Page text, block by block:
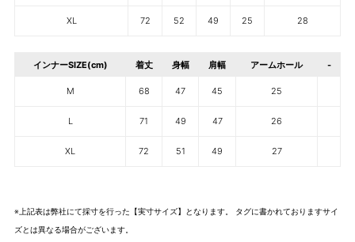
XL 72 52 49 25 28
インナーSIZE(cm) 着丈 身幅 肩幅 アームホール -
M 68 47 45 25
L 71 49 47 26
XL 72 51 49 27
※上記表は弊社にて採寸を行った【実寸サイズ】となります。 タグに書かれておりますサイ
ズとは異なる場合がございます。